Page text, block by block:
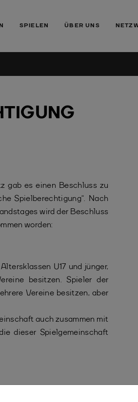
SPIELEN ÜBER UNS
gab es einen Beschluss zu
Spielberechtigung“. Nach
wird der Beschluss
worden:
U17 und jünger,
besitzen. Spieler der
Vereine besitzen, aber
auch zusammen mit
dieser Spielgemeinschaft